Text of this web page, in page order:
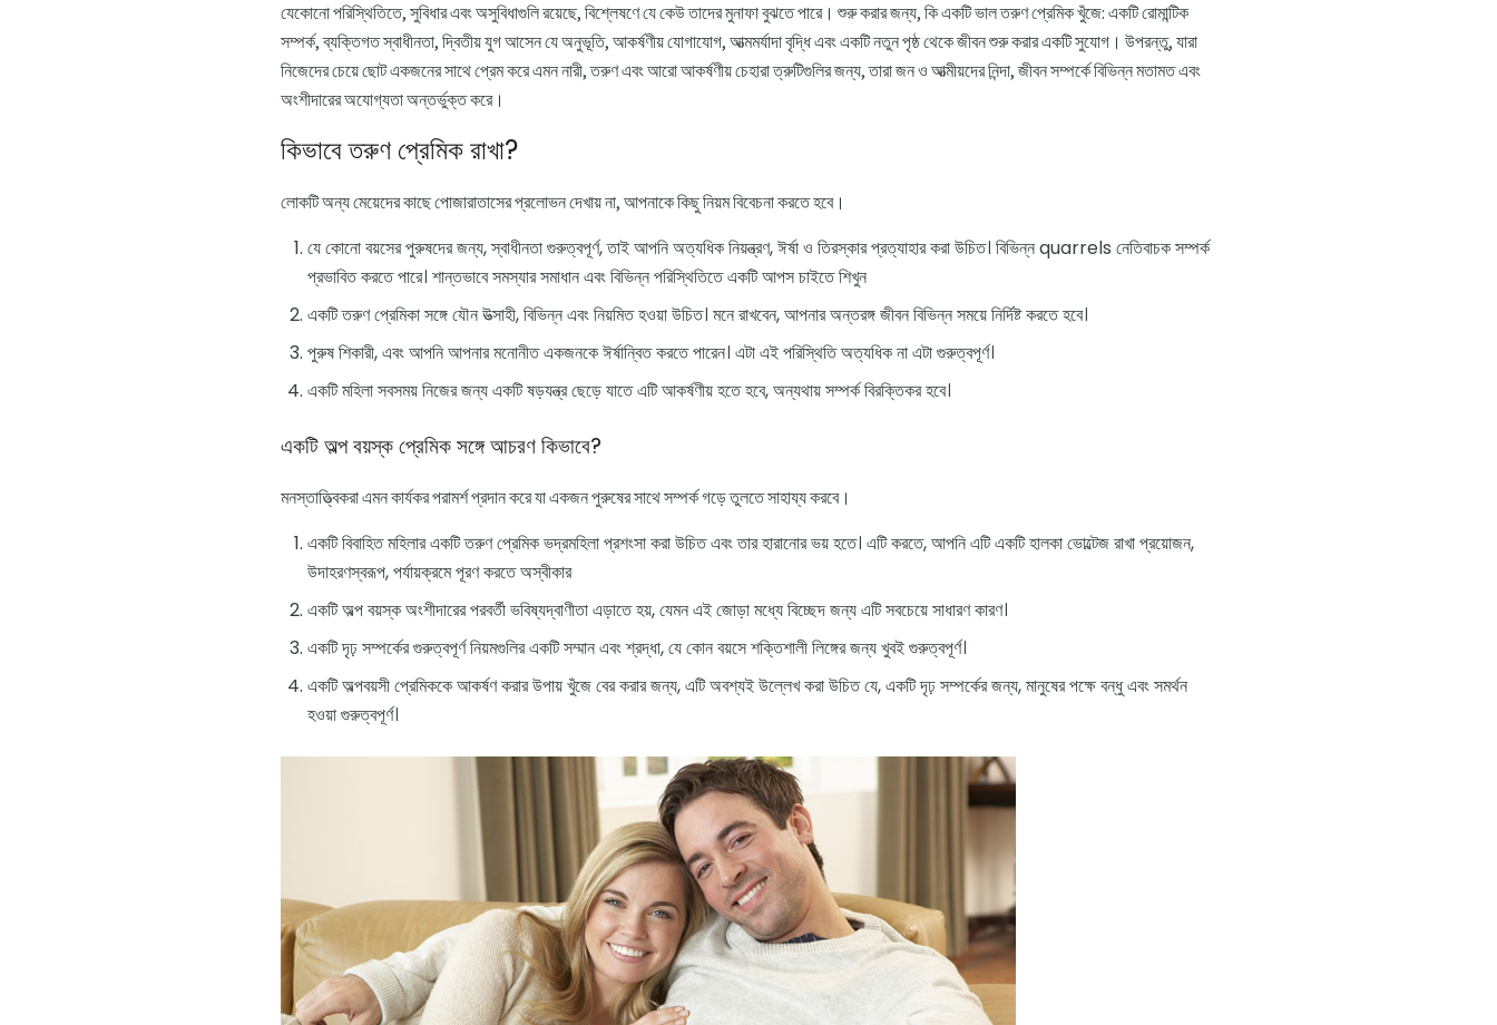
যেকোনো পরিস্থিতিতে, সুবিধার এবং অসুবিধাগুলি রয়েছে, বিশ্লেষণে যে কেউ তাদের মুনাফা বুঝতে পারে। শুরু করার জন্য, কি একটি ভাল তরুণ প্রেমিক খুঁজে: একটি রোমান্টিক
সম্পর্ক, ব্যক্তিগত স্বাধীনতা, দ্বিতীয় যুগ আসেন যে অনুভূতি, আকর্ষণীয় যোগাযোগ, আত্মমর্যাদা বৃদ্ধি এবং একটি নতুন পৃষ্ঠ থেকে জীবন শুরু করার একটি সুযোগ। উপরন্তু, যারা
নিজেদের চেয়ে ছোট একজনের সাথে প্রেম করে এমন নারী, তরুণ এবং আরো আকর্ষণীয় চেহারা ত্রুটিগুলির জন্য, তারা জন ও আত্মীয়দের নিন্দা, জীবন সম্পর্কে বিভিন্ন মতামত এবং
অংশীদারের অযোগ্যতা অন্তর্ভুক্ত করে।
কিভাবে তরুণ প্রেমিক রাখা?
লোকটি অন্য মেয়েদের কাছে পোজারাতাসের প্রলোভন দেখায় না, আপনাকে কিছু নিয়ম বিবেচনা করতে হবে।
যে কোনো বয়সের পুরুষদের জন্য, স্বাধীনতা গুরুত্বপূর্ণ, তাই আপনি অত্যধিক নিয়ন্ত্রণ, ঈর্ষা ও তিরস্কার প্রত্যাহার করা উচিত। বিভিন্ন quarrels নেতিবাচক সম্পর্ক
প্রভাবিত করতে পারে। শান্তভাবে সমস্যার সমাধান এবং বিভিন্ন পরিস্থিতিতে একটি আপস চাইতে শিখুন
একটি তরুণ প্রেমিকা সঙ্গে যৌন উত্সাহী, বিভিন্ন এবং নিয়মিত হওয়া উচিত। মনে রাখবেন, আপনার অন্তরঙ্গ জীবন বিভিন্ন সময়ে নির্দিষ্ট করতে হবে।
পুরুষ শিকারী, এবং আপনি আপনার মনোনীত একজনকে ঈর্ষান্বিত করতে পারেন। এটা এই পরিস্থিতি অত্যধিক না এটা গুরুত্বপূর্ণ।
একটি মহিলা সবসময় নিজের জন্য একটি ষড়যন্ত্র ছেড়ে যাতে এটি আকর্ষণীয় হতে হবে, অন্যথায় সম্পর্ক বিরক্তিকর হবে।
একটি অল্প বয়স্ক প্রেমিক সঙ্গে আচরণ কিভাবে?
মনস্তাত্ত্বিকরা এমন কার্যকর পরামর্শ প্রদান করে যা একজন পুরুষের সাথে সম্পর্ক গড়ে তুলতে সাহায্য করবে।
একটি বিবাহিত মহিলার একটি তরুণ প্রেমিক ভদ্রমহিলা প্রশংসা করা উচিত এবং তার হারানোর ভয় হতে। এটি করতে, আপনি এটি একটি হালকা ভোল্টেজ রাখা প্রয়োজন,
উদাহরণস্বরূপ, পর্যায়ক্রমে পূরণ করতে অস্বীকার
একটি অল্প বয়স্ক অংশীদারের পরবর্তী ভবিষ্যদ্বাণীতা এড়াতে হয়, যেমন এই জোড়া মধ্যে বিচ্ছেদ জন্য এটি সবচেয়ে সাধারণ কারণ।
একটি দৃঢ় সম্পর্কের গুরুত্বপূর্ণ নিয়মগুলির একটি সম্মান এবং শ্রদ্ধা, যে কোন বয়সে শক্তিশালী লিঙ্গের জন্য খুবই গুরুত্বপূর্ণ।
একটি অল্পবয়সী প্রেমিককে আকর্ষণ করার উপায় খুঁজে বের করার জন্য, এটি অবশ্যই উল্লেখ করা উচিত যে, একটি দৃঢ় সম্পর্কের জন্য, মানুষের পক্ষে বন্ধু এবং সমর্থন
হওয়া গুরুত্বপূর্ণ।